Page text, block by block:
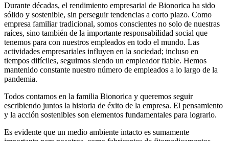
Durante décadas, el rendimiento empresarial de Bionorica ha sido
sólido y sostenible, sin perseguir tendencias a corto plazo. Como
empresa familiar tradicional, somos conscientes no solo de nuestras
raíces, sino también de la importante responsabilidad social que
tenemos para con nuestros empleados en todo el mundo. Las
actividades empresariales influyen en la sociedad; incluso en
tiempos difíciles, seguimos siendo un empleador fiable. Hemos
mantenido constante nuestro número de empleados a lo largo de la
pandemia.
Todos contamos en la familia Bionorica y queremos seguir
escribiendo juntos la historia de éxito de la empresa. El pensamiento
y la acción sostenibles son elementos fundamentales para lograrlo.
Es evidente que un medio ambiente intacto es sumamente